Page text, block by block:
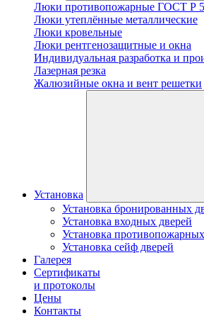
Люки противопожарные ГОСТ Р
Люки утеплённые металлические
Люки кровельные
Люки рентгенозащитные и окна
Индивидуальная разработка и
Лазерная резка
Жалюзийные окна и вент решетки
Установка
Установка бронированных
Установка входных дверей
Установка
Установка сейф дверей
Галерея
Сертификаты
и протоколы
Цены
Контакты